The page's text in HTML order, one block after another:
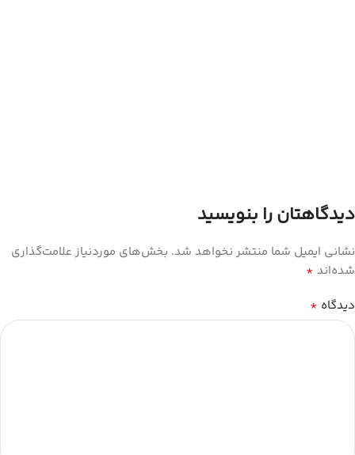
دیدگاهتان را بنویسید
نشانی ایمیل شما منتشر نخواهد شد. بخش‌های موردنیاز علامت‌گذاری
شده‌اند *
دیدگاه *